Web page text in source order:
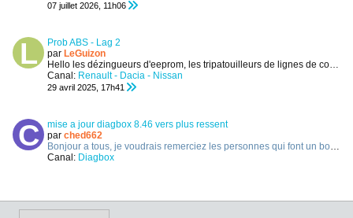
07 juillet 2026, 11h06
Prob ABS - Lag 2
par LeGuizon
Hello les dézingueurs d'eeprom, les tripatouilleurs de lignes de commande, les hurluberlus de l’hexadécimal !
Canal: Renault - Dacia - Nissan
29 avril 2025, 17h41
mise a jour diagbox 8.46 vers plus ressent
par ched662
Bonjour a tous, je voudrais remerciez les personnes qui font un boulot de fou pour nous fournir de bon programme qui perso depuis des années
Canal: Diagbox